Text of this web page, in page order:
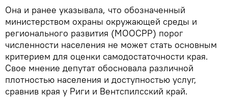
Она и ранее указывала, что обозначенный
министерством охраны окружающей среды и
регионального развития (МООСРР) порог
численности населения не может стать основным
критерием для оценки самодостаточности края.
Свое мнение депутат обосновала различной
плотностью населения и доступностью услуг,
сравнив края у Риги и Вентспилсский край.